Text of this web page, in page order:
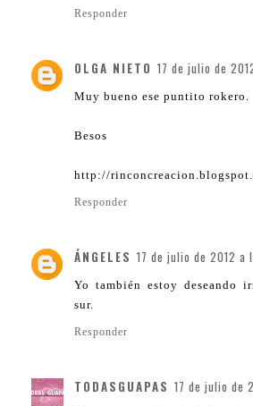
Responder
OLGA NIETO 17 de julio de
Muy bueno ese puntito rokero.
Besos
http://
Responder
ÁNGELES 17 de julio de 2012 a
Yo también estoy deseando
sur.
Responder
TODASGUAPAS 17 de julio de